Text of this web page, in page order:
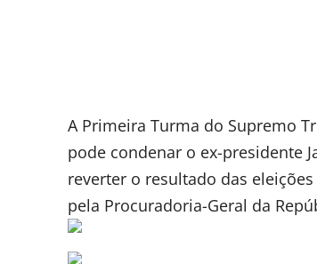
A Primeira Turma do Supremo
pode condenar o ex-presidente
reverter o resultado das
pela Procuradoria-Geral da